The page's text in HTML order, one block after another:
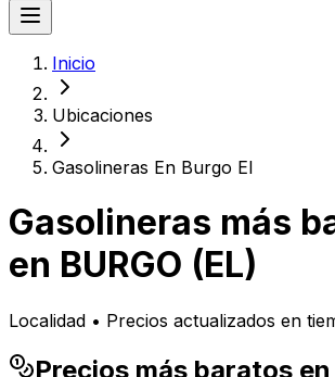
Inicio
Ubicaciones
Gasolineras En Burgo El
Gasolineras más
en BURGO (EL)
Localidad • Precios actualizados en
Precios más baratos en